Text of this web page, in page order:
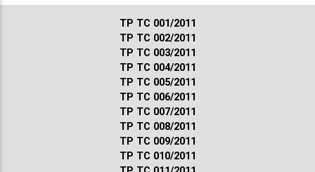
ТР ТС 001/2011
ТР ТС 002/2011
ТР ТС 003/2011
ТР ТС 004/2011
ТР ТС 005/2011
ТР ТС 006/2011
ТР ТС 007/2011
ТР ТС 008/2011
ТР ТС 009/2011
ТР ТС 010/2011